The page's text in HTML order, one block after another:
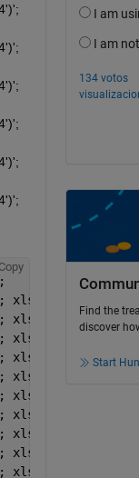
Copy
xlsread(
xlsread( '8NOV12
xlsread( '8NOV12
xlsread( '8NOV12
xlsread(
xlsread(
xlsread(
xlsread(
xlsread(
xlsread(
Find the
discover
Start